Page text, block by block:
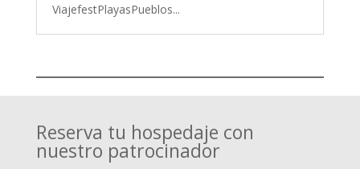
ViajefestPlayasPueblos...
Reserva tu hospedaje con
nuestro patrocinador